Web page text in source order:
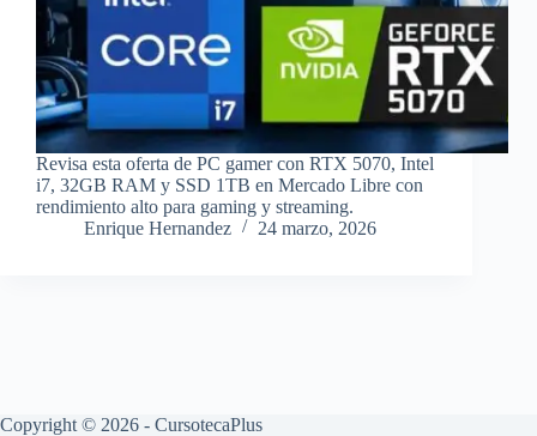
Revisa esta oferta de PC gamer con RTX 5070, Intel
i7, 32GB RAM y SSD 1TB en Mercado Libre con
rendimiento alto para gaming y streaming.
Enrique Hernandez
24 marzo, 2026
Copyright © 2026 - CursotecaPlus